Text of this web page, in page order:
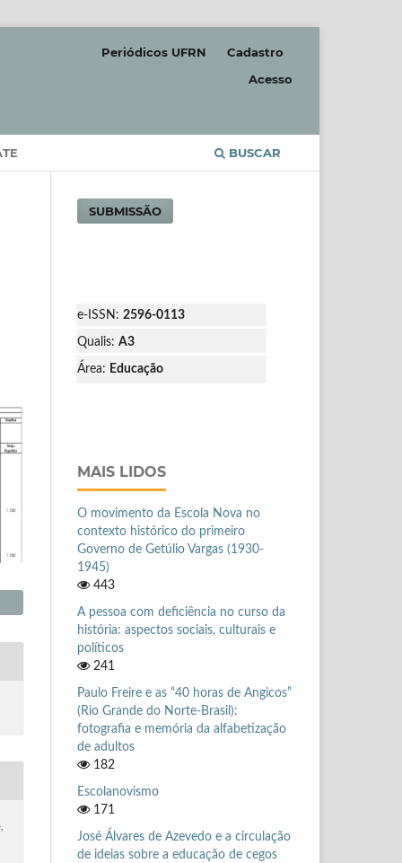
BUSCAR
Periódicos UFRN
Cadastro
Acesso
SUBMISSÃO
e-ISSN: 2596-0113
Qualis: A3
Área: Educação
MAIS LIDOS
O movimento da Escola Nova no
contexto histórico do primeiro
Governo de Getúlio Vargas (1930-
1945)
443
A pessoa com deficiência no curso da
história: aspectos sociais, culturais e
políticos
241
Paulo Freire e as “40 horas de Angicos”
(Rio Grande do Norte-Brasil):
fotografia e memória da alfabetização
de adultos
182
Escolanovismo
171
José Álvares de Azevedo e a circulação
de ideias sobre a educação de cegos